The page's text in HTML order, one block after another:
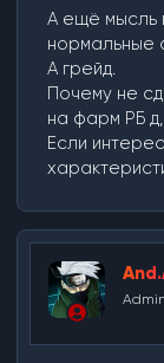
А ещё мысль
нормальные
А грейд.
Почему не
на фарм РБ
Если